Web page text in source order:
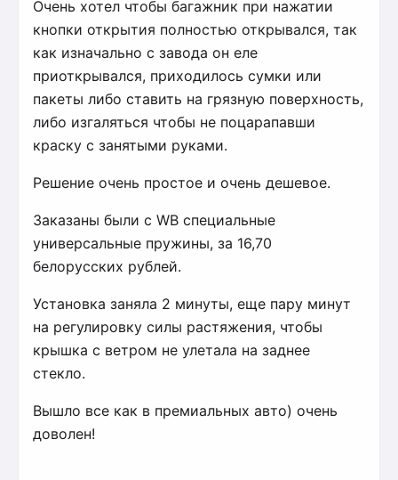
Очень хотел чтобы багажник при нажатии
кнопки открытия полностью открывался, так
как изначально с завода он еле
приоткрывался, приходилось сумки или
пакеты либо ставить на грязную поверхность,
либо изгаляться чтобы не поцарапавши
краску с занятыми руками.
Решение очень простое и очень дешевое.
Заказаны были с WB специальные
универсальные пружины, за 16,70
белорусских рублей.
Установка заняла 2 минуты, еще пару минут
на регулировку силы растяжения, чтобы
крышка с ветром не улетала на заднее
стекло.
Вышло все как в премиальных авто) очень
доволен!